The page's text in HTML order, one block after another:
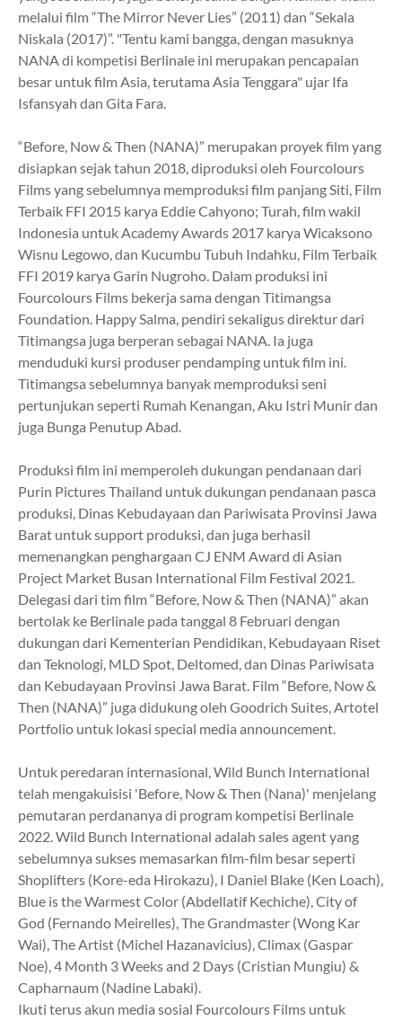
melalui film “The Mirror Never Lies” (2011) dan “Sekala
Niskala (2017)”. "Tentu kami bangga, dengan masuknya
NANA di kompetisi Berlinale ini merupakan pencapaian
besar untuk film Asia, terutama Asia Tenggara" ujar Ifa
Isfansyah dan Gita Fara.
“Before, Now & Then (NANA)” merupakan proyek film yang
disiapkan sejak tahun 2018, diproduksi oleh Fourcolours
Films yang sebelumnya memproduksi film panjang Siti, Film
Terbaik FFI 2015 karya Eddie Cahyono; Turah, film wakil
Indonesia untuk Academy Awards 2017 karya Wicaksono
Wisnu Legowo, dan Kucumbu Tubuh Indahku, Film Terbaik
FFI 2019 karya Garin Nugroho. Dalam produksi ini
Fourcolours Films bekerja sama dengan Titimangsa
Foundation. Happy Salma, pendiri sekaligus direktur dari
Titimangsa juga berperan sebagai NANA. Ia juga
menduduki kursi produser pendamping untuk film ini.
Titimangsa sebelumnya banyak memproduksi seni
pertunjukan seperti Rumah Kenangan, Aku Istri Munir dan
juga Bunga Penutup Abad.
Produksi film ini memperoleh dukungan pendanaan dari
Purin Pictures Thailand untuk dukungan pendanaan pasca
produksi, Dinas Kebudayaan dan Pariwisata Provinsi Jawa
Barat untuk support produksi, dan juga berhasil
memenangkan penghargaan CJ ENM Award di Asian
Project Market Busan International Film Festival 2021.
Delegasi dari tim film “Before, Now & Then (NANA)” akan
bertolak ke Berlinale pada tanggal 8 Februari dengan
dukungan dari Kementerian Pendidikan, Kebudayaan Riset
dan Teknologi, MLD Spot, Deltomed, dan Dinas Pariwisata
dan Kebudayaan Provinsi Jawa Barat. Film “Before, Now &
Then (NANA)” juga didukung oleh Goodrich Suites, Artotel
Portfolio untuk lokasi special media announcement.
Untuk peredaran internasional, Wild Bunch International
telah mengakuisisi 'Before, Now & Then (Nana)' menjelang
pemutaran perdananya di program kompetisi Berlinale
2022.Wild Bunch International adalah sales agent yang
sebelumnya sukses memasarkan film-film besar seperti
Shoplifters (Kore-eda Hirokazu), I Daniel Blake (Ken Loach),
Blue is the Warmest Color (Abdellatif Kechiche), City of
God (Fernando Meirelles), The Grandmaster (Wong Kar
Wai), The Artist (Michel Hazanavicius), Climax (Gaspar
Noe), 4 Month 3 Weeks and 2 Days (Cristian Mungiu) &
Capharnaum (Nadine Labaki).
Ikuti terus akun media sosial Fourcolours Films untuk